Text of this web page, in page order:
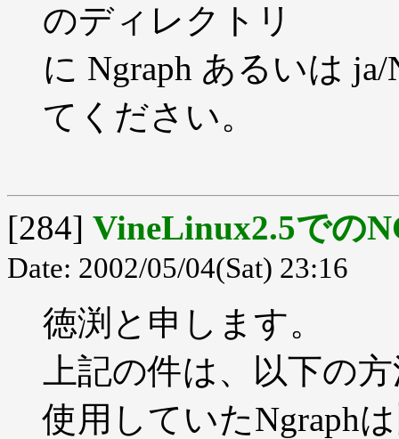
のディレクトリ
に Ngraph あるいは
てください。
[284] VineLinux2.5での
Date: 2002/05/04(Sat) 23:16
徳渕と申します。
上記の件は、以下の
使用していたNgraph